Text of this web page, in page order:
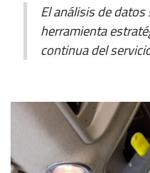
El análisis de
herramienta
continua del